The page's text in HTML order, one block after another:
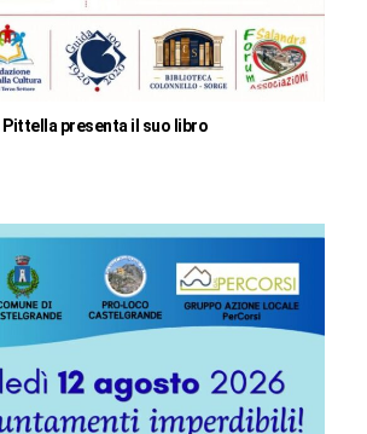
Pittella presenta il suo libro